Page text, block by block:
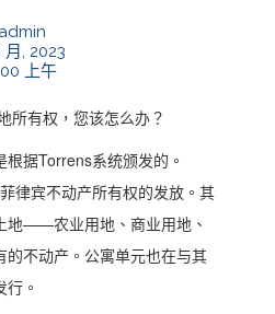
admin
月, 2023
上午
所有权，您该怎么办？
根据Torrens系统颁发的。
律宾不动产所有权的发放。其
地——农业用地、商业用地、
的不动产。公寓单元也在与其
。